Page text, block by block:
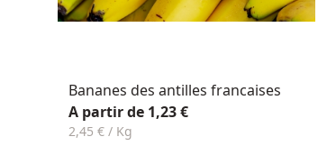
Bananes des antilles francaises
A partir de 1,23 €
2,45 € / Kg